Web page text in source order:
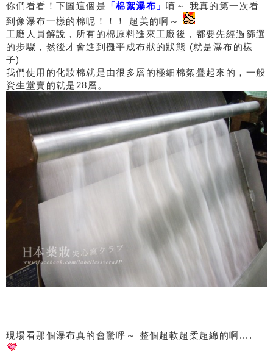
你們看看！下圖這個是
「棉絮瀑布」唷～ 我真的第一次看
到像瀑布一樣的棉呢！！！ 超美的啊～
工廠人員解說，所有的棉原料進來工廠後，都要先經過篩選
的步驟，然後才會進到攤平成布狀的狀態 (就是瀑布的樣
子)
我們使用的化妝棉就是由很多層的極細棉絮疊起來的，一般
資生堂賣的就是28層。
現場看那個瀑布真的會驚呼～ 整個超軟超柔超綿的啊....